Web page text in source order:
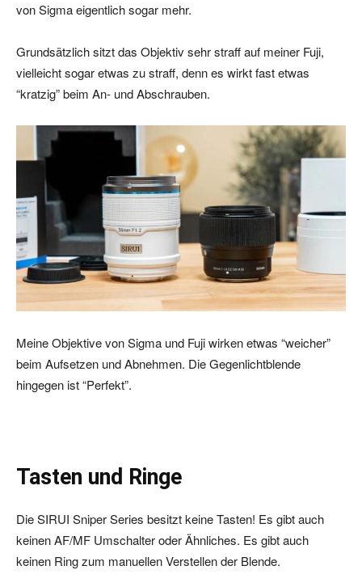
von Sigma eigentlich sogar mehr.
Grundsätzlich sitzt das Objektiv sehr straff auf meiner Fuji,
vielleicht sogar etwas zu straff, denn es wirkt fast etwas
“kratzig” beim An- und Abschrauben.
Meine Objektive von Sigma und Fuji wirken etwas “weicher”
beim Aufsetzen und Abnehmen. Die Gegenlichtblende
hingegen ist “Perfekt”.
Tasten und Ringe
Die SIRUI Sniper Series besitzt keine Tasten! Es gibt auch
keinen AF/MF Umschalter oder Ähnliches. Es gibt auch
keinen Ring zum manuellen Verstellen der Blende.